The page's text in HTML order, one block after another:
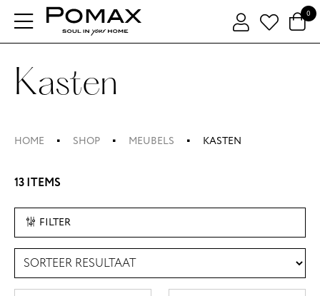
0
Kasten
HOME SHOP MEUBELS KASTEN
13 ITEMS
FILTER